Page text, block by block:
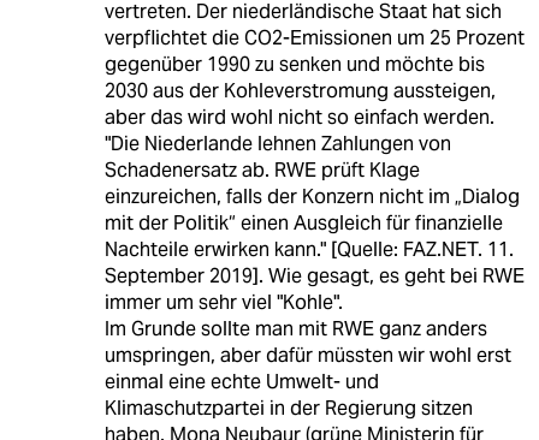
vertreten. Der niederländische Staat hat sich
verpflichtet die CO2-Emissionen um 25 Prozent
gegenüber 1990 zu senken und möchte bis
2030 aus der Kohleverstromung aussteigen,
aber das wird wohl nicht so einfach werden.
"Die Niederlande lehnen Zahlungen von
Schadenersatz ab. RWE prüft Klage
einzureichen, falls der Konzern nicht im „Dialog
mit der Politik“ einen Ausgleich für finanzielle
Nachteile erwirken kann." [Quelle: FAZ.NET. 11.
September 2019]. Wie gesagt, es geht bei RWE
immer um sehr viel "Kohle".
Im Grunde sollte man mit RWE ganz anders
umspringen, aber dafür müssten wir wohl erst
einmal eine echte Umwelt- und
Klimaschutzpartei in der Regierung sitzen
haben. Mona Neubaur (grüne Ministerin für